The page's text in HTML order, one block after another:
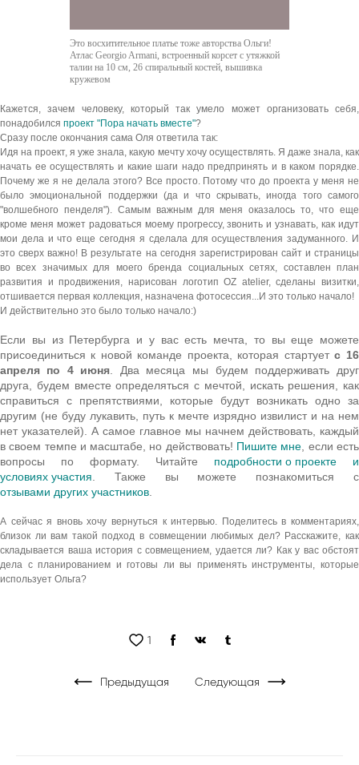
Это восхитительное платье тоже авторства Ольги!
Атлас Georgio Armani, встроенный корсет с утяжкой
талии на 10 см, 26 спиральный костей, вышивка
кружевом
Кажется, зачем человеку, который так умело может организовать себя,
понадобился проект "Пора начать вместе"?
Сразу после окончания сама Оля ответила так:
Идя на проект, я уже знала, какую мечту хочу осуществлять. Я даже знала, как
начать ее осуществлять и какие шаги надо предпринять и в каком порядке.
Почему же я не делала этого? Все просто. Потому что до проекта у меня не
было эмоциональной поддержки (да и что скрывать, иногда того самого
"волшебного пенделя"). Самым важным для меня оказалось то, что еще
кроме меня может радоваться моему прогрессу, звонить и узнавать, как идут
мои дела и что еще сегодня я сделала для осуществления задуманного. И
это сверх важно! В результате на сегодня зарегистрирован сайт и страницы
во всех значимых для моего бренда социальных сетях, составлен план
развития и продвижения, нарисован логотип OZ atelier, сделаны визитки,
отшивается первая коллекция, назначена фотосессия...И это только начало!
И действительно это было только начало:)
Если вы из Петербурга и у вас есть мечта, то вы еще можете
присоединиться к новой команде проекта, которая стартует с 16
апреля по 4 июня . Два месяца мы будем поддерживать друг
друга, будем вместе определяться с мечтой, искать решения, как
справиться с препятствиями, которые будут возникать одно за
другим (не буду лукавить, путь к мечте изрядно извилист и на нем
нет указателей). А самое главное мы начнем действовать, каждый
в своем темпе и масштабе, но действовать! Пишите мне , если есть
вопросы по формату. Читайте подробности о проекте
условиях участия
отзывами других участников
А сейчас я вновь хочу вернуться к интервью. Поделитесь в комментариях,
близок ли вам такой подход в совмещении любимых дел? Расскажите, как
складывается ваша история с совмещением, удается ли? Как у вас обстоят
дела с планированием и готовы ли вы применять инструменты, которые
использует Ольга?
1
Предыдущая Следующая